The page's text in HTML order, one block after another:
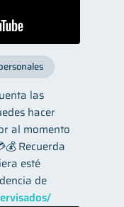
las
hacer
al momento
Recuerda
esté
de